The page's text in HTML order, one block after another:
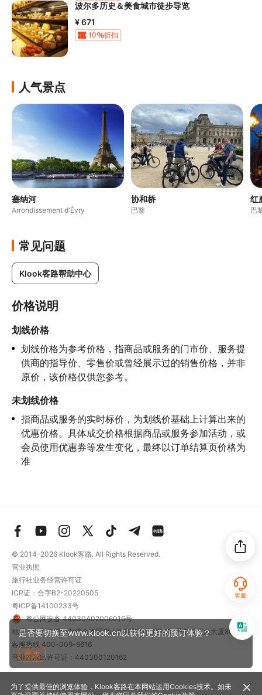
是否要切换至www.klook.cn以获得更好的预订体验？
更改
波尔多历史＆美食城市徒步导览
¥ 671
10 折扣
人气景点
塞纳河
Arrondissement d'Évry
协和桥
巴黎
红
巴
常见问题
Klook客路帮助中心
价格说明
划线价格
划线价格为参考价格，指商品或服务的门市价、服务提
供商的指导价、零售价或曾经展示过的销售价格，并非
原价，该价格仅供您参考。
未划线价格
指商品或服务的实时标价，为划线价基础上计算出来的
优惠价格。具体成交价格根据商品或服务参加活动，或
会员使用优惠券等发生变化，最终以订单结算页价格为
准
客服
© 2014-2026 Klook客路. All Rights Reserved.
营业执照
旅行社业务经营许可证
ICP证：合字B2-20220505
粤ICP备14100233号
粤公网安备 44030402006016号
地址：深圳市前海深港合作区南山街道梦海大道5289号中粮亚太大厦801
客服热线 400-009-6616
营业性演出许可证：440300120162
为了提供最佳的浏览体验，Klook客路在本网站运用Cookies技术。如未